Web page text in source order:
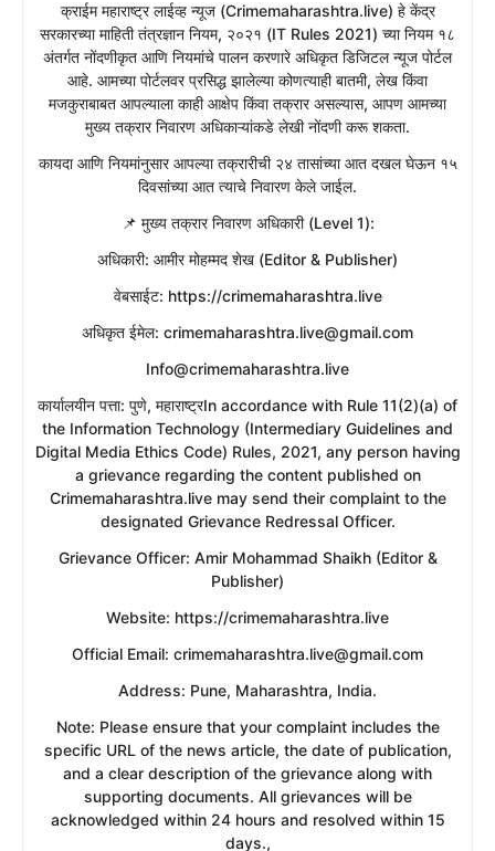
​क्राईम महाराष्ट्र लाईव्ह न्यूज (Crimemaharashtra.live) हे केंद्र
सरकारच्या माहिती तंत्रज्ञान नियम, २०२१ (IT Rules 2021) च्या नियम १८
अंतर्गत नोंदणीकृत आणि नियमांचे पालन करणारे अधिकृत डिजिटल न्यूज पोर्टल
आहे. आमच्या पोर्टलवर प्रसिद्ध झालेल्या कोणत्याही बातमी, लेख किंवा
मजकुराबाबत आपल्याला काही आक्षेप किंवा तक्रार असल्यास, आपण आमच्या
मुख्य तक्रार निवारण अधिकाऱ्यांकडे लेखी नोंदणी करू शकता.
​कायदा आणि नियमांनुसार आपल्या तक्रारीची २४ तासांच्या आत दखल घेऊन १५
दिवसांच्या आत त्याचे निवारण केले जाईल.
​📌 मुख्य तक्रार निवारण अधिकारी (Level 1):
​अधिकारी: आमीर मोहम्मद शेख (Editor & Publisher)
​वेबसाईट: https://crimemaharashtra.live
​अधिकृत ईमेल: crimemaharashtra.live@gmail.com
Info@crimemaharashtra.live
​कार्यालयीन पत्ता: पुणे, महाराष्ट्रIn accordance with Rule 11(2)(a) of
the Information Technology (Intermediary Guidelines and
Digital Media Ethics Code) Rules, 2021, any person having
a grievance regarding the content published on
Crimemaharashtra.live may send their complaint to the
designated Grievance Redressal Officer.
​Grievance Officer: Amir Mohammad Shaikh (Editor &
Publisher)
​Website: https://crimemaharashtra.live
​Official Email: crimemaharashtra.live@gmail.com
​Address: Pune, Maharashtra, India.
​Note: Please ensure that your complaint includes the
specific URL of the news article, the date of publication,
and a clear description of the grievance along with
supporting documents. All grievances will be
acknowledged within 24 hours and resolved within 15
days.,